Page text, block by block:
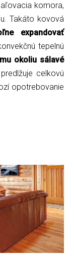
komora,
Takáto kovová
expandovať
tepelnú
okoliu sálavé
celkovú
opotrebovanie